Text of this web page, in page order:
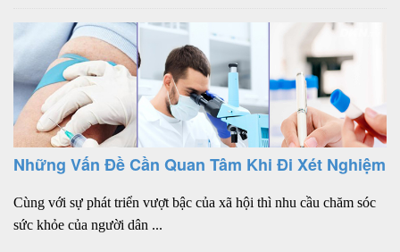
Những Vấn Đề Cần Quan Tâm Khi Đi Xét Nghiệm
Cùng với sự phát triển vượt bậc của xã hội thì nhu cầu chăm sóc
sức khỏe của người dân ...